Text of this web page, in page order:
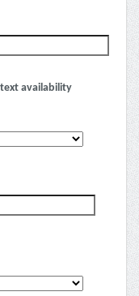
availability